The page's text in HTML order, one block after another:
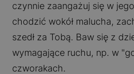
czynnie zaangażuj się w
chodzić wokół malucha,
szedł za Tobą. Baw się z
wymagające ruchu, np. w
czworakach.